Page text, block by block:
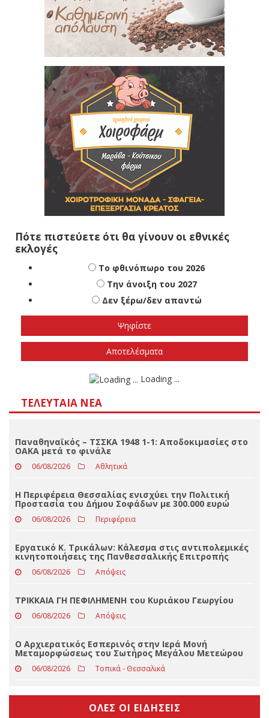
Πότε πιστεύετε ότι θα γίνουν οι εθνικές
εκλογές
Το φθινόπωρο του 2026
Την άνοιξη του 2027
Δεν ξέρω/δεν απαντώ
ΤΕΛΕΥΤΑΊΑ ΝΈΑ
Παναθηναϊκός – ΤΣΣΚΑ 1948 1-1: Αποδοκιμασίες στο
ΟΑΚΑ μετά το φινάλε
06/08/2026 Αθλητικά
Η Περιφέρεια Θεσσαλίας ενισχύει την Πολιτική
Προστασία του Δήμου Σοφάδων με 300.000 ευρώ
06/08/2026 Περιφέρεια
Εργατικό Κ. Τρικάλων: Κάλεσμα στις αντιπολεμικές
κινητοποιήσεις της Πανθεσσαλικής Επιτροπής
ΤΡΙΚΚΑΙΑ ΓΗ ΠΕΦΙΛΗΜΕΝΗ του Κυριάκου Γεωργίου
06/08/2026 Απόψεις
Ο Αρχιερατικός Εσπερινός στην Ιερά Μονή
Μεταμορφώσεως του Σωτήρος Μεγάλου Μετεώρου